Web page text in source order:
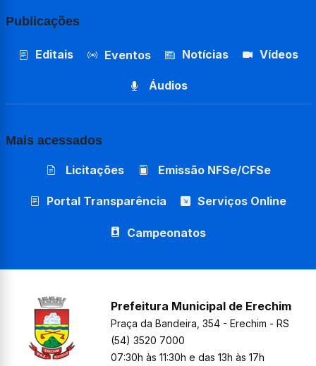
Publicações
Editais Eventos Notícias Vídeos
Áudios
Mais acessados
Licitações Emissão NFSe/CFSe
Portal Transparência Serviços Online
Campeonatos
Prefeitura Municipal de Erechim
Praça da Bandeira, 354 - Erechim - RS
(54) 3520 7000
07:30h às 11:30h e das 13h às 17h